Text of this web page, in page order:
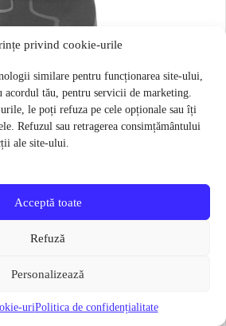
privind cookie-urile
similare pentru funcționarea site-ului,
acordul tău, pentru servicii de marketing.
le poți refuza pe cele opționale sau îți
Refuzul sau retragerea consimțământului
ale site-ului.
Acceptă toate
Refuză
Personalizează
uriPolitica de confidențialitate
Frost marime L-XL Negru